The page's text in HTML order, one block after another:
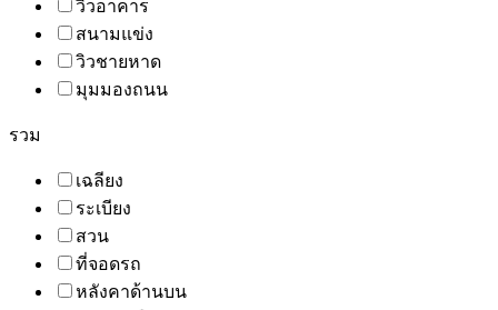
วิวอาคาร
สนามแข่ง
วิวชายหาด
มุมมองถนน
รวม
เฉลียง
ระเบียง
สวน
ที่จอดรถ
หลังคาด้านบน